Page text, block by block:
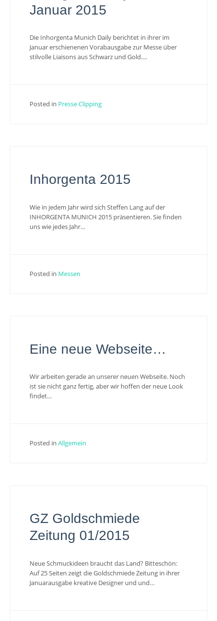
Januar 2015
Die Inhorgenta Munich Daily berichtet in ihrer im
Januar erschienenen Vorabausgabe zur Messe über
stilvolle Liaisons aus Schwarz und Gold.…
Posted in Presse Clipping
Inhorgenta 2015
Wie in jedem Jahr wird sich Steffen Lang auf der
INHORGENTA MUNICH 2015 präsentieren. Sie finden
uns wie jedes Jahr…
Posted in Messen
Eine neue Webseite…
Wir arbeiten gerade an unserer neuen Webseite. Noch
ist sie nicht ganz fertig, aber wir hoffen der neue Look
findet…
Posted in Allgemein
GZ Goldschmiede
Zeitung 01/2015
Neue Schmuckideen braucht das Land? Bitteschön:
Auf 25 Seiten zeigt die Goldschmiede Zeitung in ihrer
Januarausgabe kreative Designer und und…